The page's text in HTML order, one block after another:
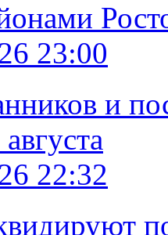
23:00
и
22:32